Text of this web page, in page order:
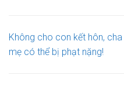
Không cho con kết hôn, cha
mẹ có thể bị phạt nặng!